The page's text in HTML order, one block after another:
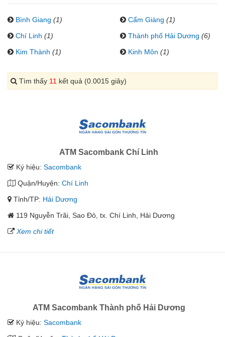
Bình Giang (1) Cẩm Giàng (1)
Chí Linh (1) Thành phố Hải Dương (6)
Kim Thành (1) Kinh Môn (1)
Tìm thấy 11 kết quả (0.0015 giây)
ATM Sacombank Chí Linh
Ký hiệu: Sacombank
Quận/Huyện: Chí Linh
Tỉnh/TP: Hải Dương
119 Nguyễn Trãi, Sao Đỏ, tx. Chí Linh, Hải Dương
Xem chi tiết
ATM Sacombank Thành phố Hải Dương
Ký hiệu: Sacombank